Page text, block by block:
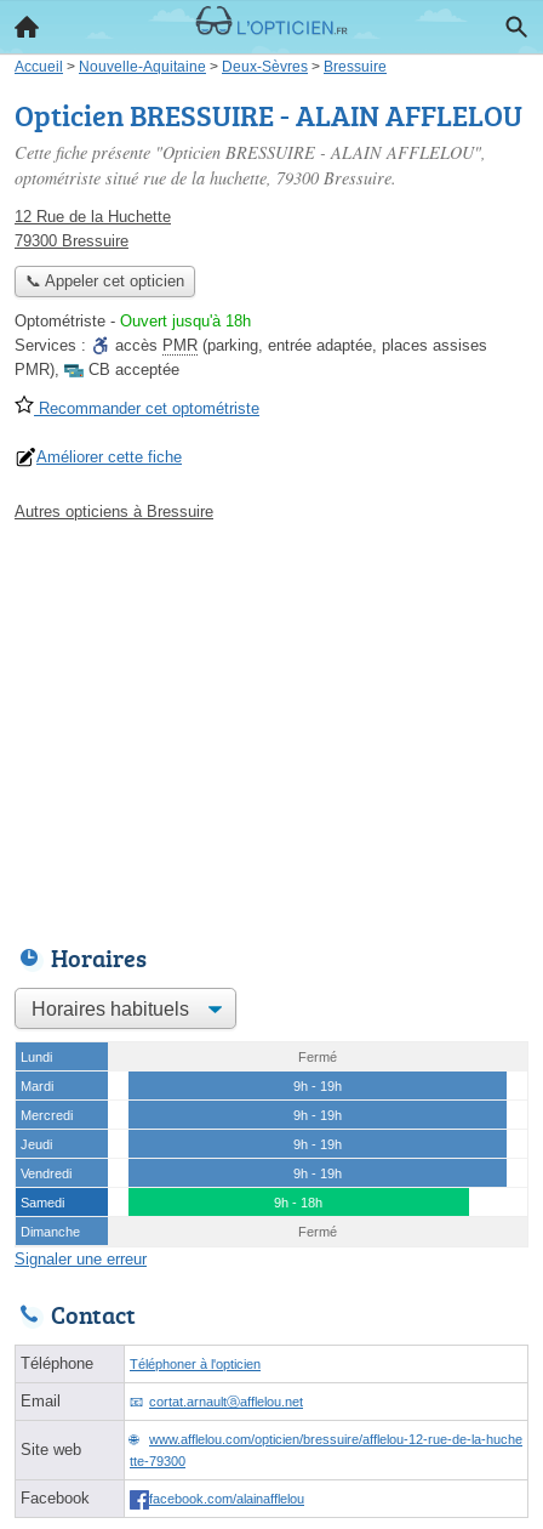
Accueil > Nouvelle-Aquitaine > Deux-Sèvres > Bressuire
Opticien BRESSUIRE - ALAIN AFFLELOU
Cette fiche présente "Opticien BRESSUIRE - ALAIN AFFLELOU",
optométriste situé rue de la huchette, 79300 Bressuire.
12 Rue de la Huchette
79300 Bressuire
📞 Appeler cet opticien
Optométriste - Ouvert jusqu'à 18h
Services :
accès PMR (parking, entrée adaptée, places assises
PMR), CB acceptée
Recommander cet optométriste
Améliorer cette fiche
Autres opticiens à Bressuire
Horaires
Lundi
Fermé
Mardi
9h - 19h
Mercredi
9h - 19h
Jeudi
9h - 19h
Vendredi
9h - 19h
Samedi
9h - 18h
Dimanche
Fermé
Signaler une erreur
Contact
Téléphone Téléphoner à l'opticien
Email cortat.arnaultⓐafflelou.net
Site web
www.afflelou.com/opticien/bressuire/afflelou-12-rue-de-la-huche
tte-79300
Facebook facebook.com/alainafflelou